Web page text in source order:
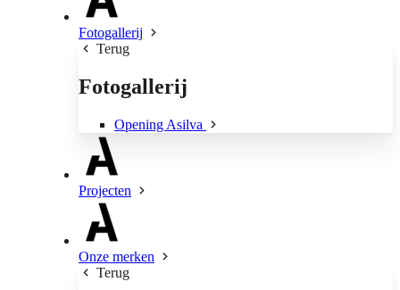
Fotogallerij
Terug
Fotogallerij
Opening Asilva
Projecten
Onze merken
Terug